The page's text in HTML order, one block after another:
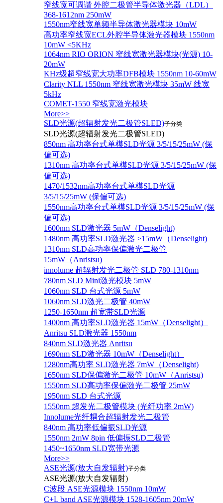
窄线宽可调谐 外腔二极管半导体激光器（LDL）
368-1612nm 250mW
1550nm窄线宽单频半导体激光器模块 10mW
高功率窄线宽ECL外腔半导体激光器模块 1550nm
10mW <5KHz
1064nm RIO ORION 窄线宽激光器模块(光源) 10-
20mW
KHz级超窄线宽大功率DFB模块 1550nm 10-60mW
Clarity NLL 1550nm 窄线宽激光模块 35mW 线宽
5kHz
COMET-1550 窄线宽激光模块
More>>
SLD光源(超辐射发光二极管SLED)子分类
SLD光源(超辐射发光二极管SLED)
850nm 高功率台式单模SLD光源 3/5/15/25mW (保
偏可选)
1310nm 高功率台式单模SLD光源 3/5/15/25mW (保
偏可选)
1470/1532nm高功率台式单模SLD光源
3/5/15/25mW (保偏可选)
1550nm高功率台式单模SLD光源 3/5/15/25mW (保
偏可选)
1600nm SLD激光器 5mW（Denselight)
1480nm 高功率SLD激光器 >15mW（Denselight)
1310nm SLD高功率保偏激光二极管
15mW（Anristsu)
innolume 超辐射发光二极管 SLD 780-1310nm
780nm SLD Mini激光模块 5mW
1060nm SLD 台式光源 5mW
1060nm SLD激光二极管 40mW
1250-1650nm 超宽带SLD光源
1400nm 高功率SLD激光器 15mW（Denselight）
Anritsu SLD激光器 1550nm
840nm SLD激光器 Anritsu
1690nm SLD激光器 10mW（Denselight）
1280nm高功率 SLD激光器 7mW（Denselight)
1650nm SLD保偏激光二极管 10mW（Anristsu)
1550nm SLD高功率保偏激光二极管 25mW
1950nm SLD 台式光源
1550nm 超发光二极管模块 (光纤功率 2mW)
Innolume光纤耦合超辐射发光二极管
840nm 高功率低偏振SLD光源
1550nm 2mW 8pin 低偏振SLD二极管
1450~1650nm SLD宽带光源
More>>
ASE光源(放大自发辐射)子分类
ASE光源(放大自发辐射)
C波段 ASE光源模块 1550nm 10mW
C+L band ASE光源模块 1528-1605nm 20mW